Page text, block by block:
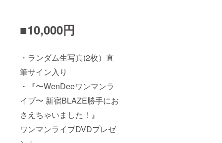
■10,000円
・ランダム生写真(2枚）直
筆サイン入り
・『〜WenDeeワンマンラ
イブ〜 新宿BLAZE勝手にお
さえちゃいました！』
ワンマンライブDVDプレゼ